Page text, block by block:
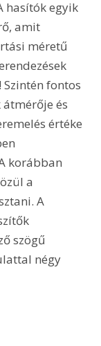
hasítók egyik
amit
méretű
fontos
és
értéke
korábban
a
A
szögű
négy